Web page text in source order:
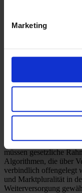
Marketing
Immer mehr
keiner Prüfung und
Wahrung von
Für E-Health-
müssen gesetzliche
Algorithmen, die über
verbindlich offengelegt
und Marktpluralität in
Weiterversorgung